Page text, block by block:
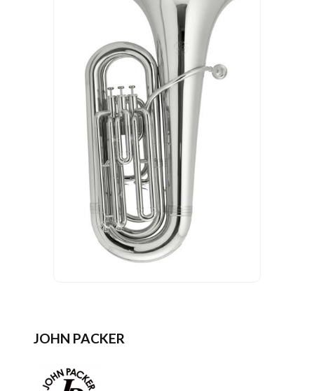
JOHN PACKER